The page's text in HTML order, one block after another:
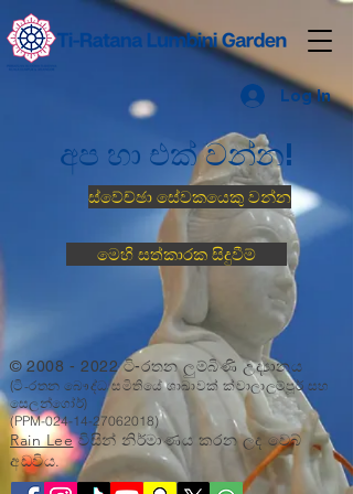
Log In
අප හා එක් වන්න!
ස්වේච්ඡා සේවකයෙකු වන්න
මෙහි සත්කාරක සිදුවීම්
©2008 - 2022ටි-රතන ලුම්බිණි උද්‍යානය
(ටි-රතන බෞද්ධ සමිතියේ ශාඛාවක් ක්වාලාලම්පූර් සහ
සෙලන්ගෝර්)
(PPM-024-14-27062018)
Rain Leeවිසින් නිර්මාණය කරන ලද වෙබ්
අඩවිය.